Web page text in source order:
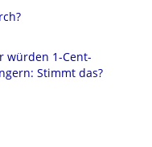
würden 1-Cent-
Stimmt das?